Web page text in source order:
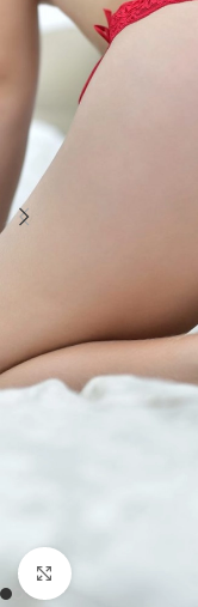
Clique para ampliar